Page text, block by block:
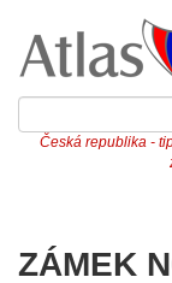
Česká republika -
ZÁMEK